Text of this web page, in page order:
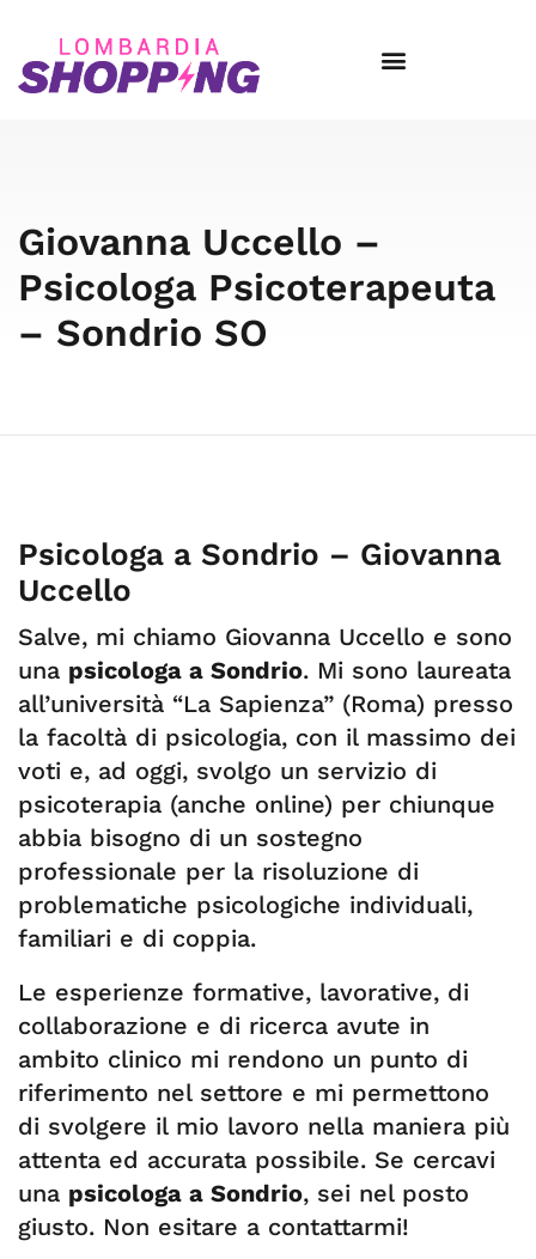
Giovanna Uccello –
Psicologa Psicoterapeuta
– Sondrio SO
Psicologa a Sondrio – Giovanna
Uccello
Salve, mi chiamo Giovanna Uccello e sono
una psicologa a Sondrio. Mi sono laureata
all’università “La Sapienza” (Roma) presso
la facoltà di psicologia, con il massimo dei
voti e, ad oggi, svolgo un servizio di
psicoterapia (anche online) per chiunque
abbia bisogno di un sostegno
professionale per la risoluzione di
problematiche psicologiche individuali,
familiari e di coppia.
Le esperienze formative, lavorative, di
collaborazione e di ricerca avute in
ambito clinico mi rendono un punto di
riferimento nel settore e mi permettono
di svolgere il mio lavoro nella maniera più
attenta ed accurata possibile. Se cercavi
una psicologa a Sondrio, sei nel posto
giusto. Non esitare a contattarmi!